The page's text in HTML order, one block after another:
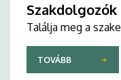
Szakdolgozók
Találja meg a
TOVÁBB